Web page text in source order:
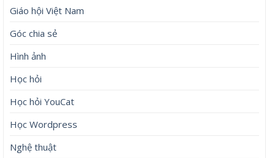
Giáo hội Việt Nam
Góc chia sẻ
Hình ảnh
Học hỏi
Học hỏi YouCat
Học Wordpress
Nghệ thuật